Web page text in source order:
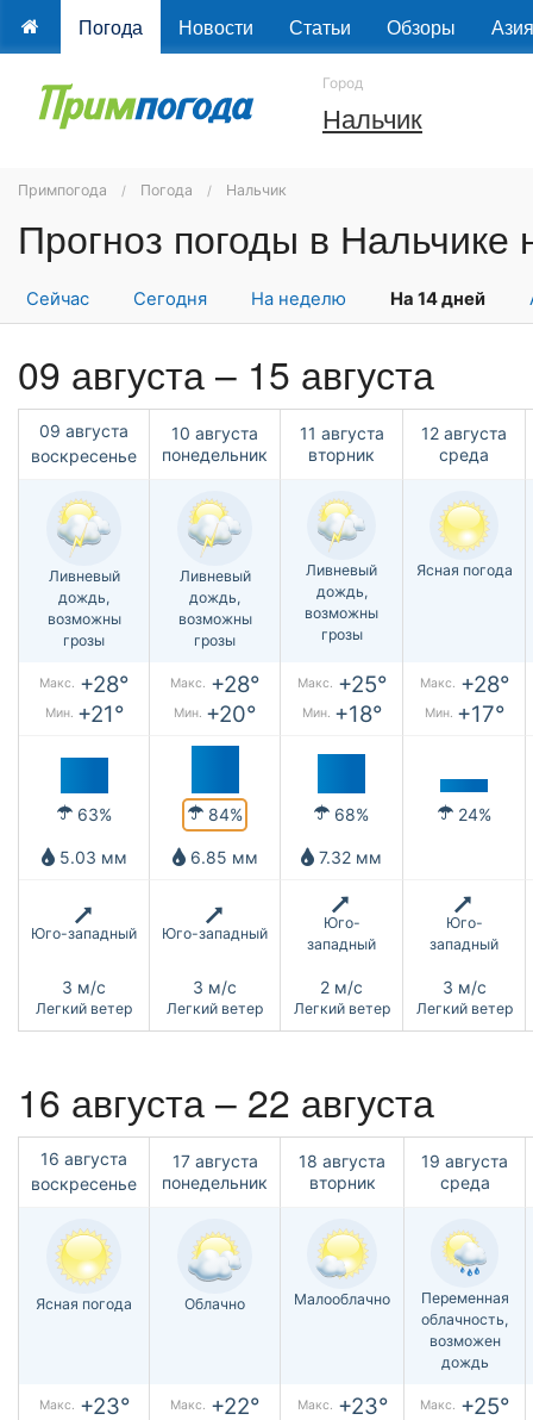
Погода Новости Статьи Обзоры Азия
Город
Нальчик
Примпогода Погода Нальчик
Сейчас Сегодня На неделю На 14 дней
09 августа – 15 августа
09 августа
воскресенье
10 августа
понедельник
11 августа
вторник
12 августа
среда
Ливневый
дождь,
возможны
грозы
Ливневый
дождь,
возможны
грозы
Ливневый
дождь,
возможны
грозы
Ясная погода
Макс. +28°
Мин. +21°
Макс. +28°
Мин. +20°
Макс. +25°
Мин. +18°
Макс. +28°
Мин. +17°
63% 84% 68% 24%
5.03 мм 6.85 мм 7.32 мм
Юго-западный Юго-западный
Юго-
западный
Юго-
западный
3 м/с
Легкий ветер
3 м/с
Легкий ветер
2 м/с
Легкий ветер
3 м/с
Легкий ветер
16 августа – 22 августа
16 августа
воскресенье
17 августа
понедельник
18 августа
вторник
19 августа
среда
Ясная погода Облачно Малооблачно
Переменная
облачность,
возможен
дождь
Макс. +23° Макс. +22° Макс. +23° Макс. +25°